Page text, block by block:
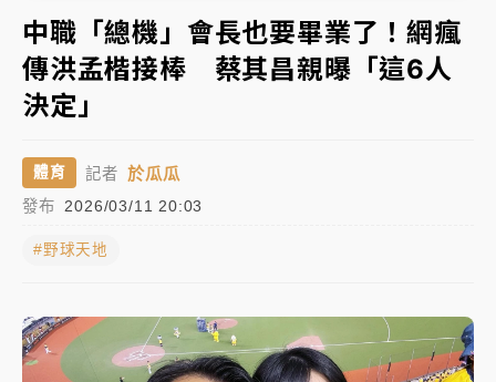
故宮《龍藏經》特展第2檔！今線上預約開賣一度塞車
周六起展出延長至晚上7時
台東農業處長涉圖利渡假村！東檢抗告成功 今重開羈
押庭
父親節泡湯了！中颱白海豚雨彈轟3天 「紅到發紫」降
雨熱區曝
女律師陳昱瑄詐慈濟10億！黃金158kg遭查扣畫面曝光
旅局回應了
中信慈善基金會想增加董事人數！辜仲諒向法院聲請遭
▼
中職「總機」會長也要畢業了！網瘋
傳洪孟楷接棒 蔡其昌親曝「這6人
決定」
體育 記者 於瓜瓜
發布 2026/03/11 20:03
#野球天地